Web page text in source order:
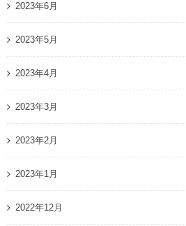
2023年6月
2023年5月
2023年4月
2023年3月
2023年2月
2023年1月
2022年12月